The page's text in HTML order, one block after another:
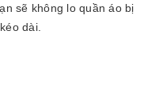
sẽ không lo quần áo bị
dài.